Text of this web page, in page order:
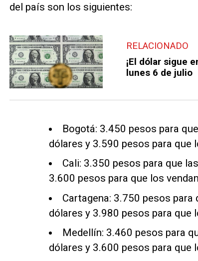
del país son los siguientes:
RELACIONADO
¡El dólar sigue
lunes 6 de julio
Bogotá: 3.450 pesos para
dólares y 3.590 pesos para que
Cali: 3.350 pesos para que
3.600 pesos para que los
Cartagena: 3.750 pesos
dólares y 3.980 pesos para que
Medellín: 3.460 pesos para
dólares y 3.600 pesos para que